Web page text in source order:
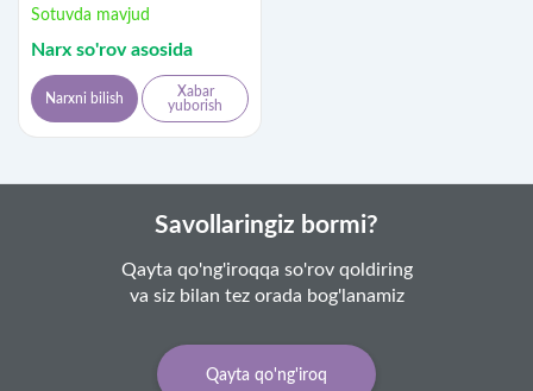
Q-114 (Polsha) Kulrang-
Sotuvda mavjud
Narx so'rov asosida
Narxni bilish
Xabar
yuborish
Savollaringiz bormi?
Qayta qo'ng'iroqqa so'rov qoldiring
va siz bilan tez orada bog'lanamiz
Qayta qo'ng'iroq